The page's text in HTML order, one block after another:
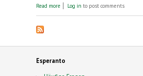
Read more about Rezension: „J.R.R. Tolkien
Log in to post comments
Esperanto